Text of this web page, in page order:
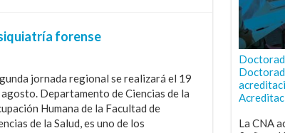
forense
jornada regional se realizará el 19
agosto. Departamento de Ciencias de la
Humana de la Facultad de
de la Salud, es uno de los
La CNA